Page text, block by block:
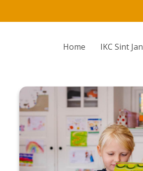
Home IKC Sint Jan